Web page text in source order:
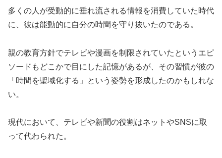
多くの人が受動的に垂れ流される情報を消費していた時代
に、彼は能動的に自分の時間を守り抜いたのである。
親の教育方針でテレビや漫画を制限されていたというエピ
ソードもどこかで目にした記憶があるが、その習慣が彼の
「時間を聖域化する」という姿勢を形成したのかもしれな
い。
現代において、テレビや新聞の役割はネットやSNSに取
って代わられた。